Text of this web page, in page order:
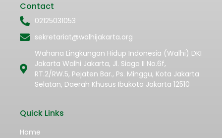
Contact
02125031053
sekretariat@walhijakarta.org
Wahana Lingkungan Hidup Indonesia (Walhi) DKI
Jakarta Walhi Jakarta, Jl. Siaga II No.6f,
RT.2/RW.5, Pejaten Bar., Ps. Minggu, Kota Jakarta
Selatan, Daerah Khusus Ibukota Jakarta 12510
Quick Links
Home